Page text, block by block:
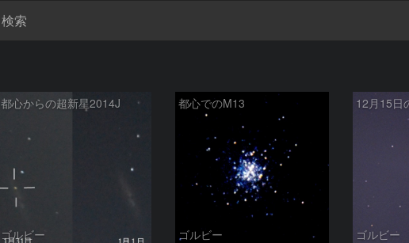
検索
都心からの超新星2014J
ゴルビー
都心でのM13
ゴルビー ゴルビー